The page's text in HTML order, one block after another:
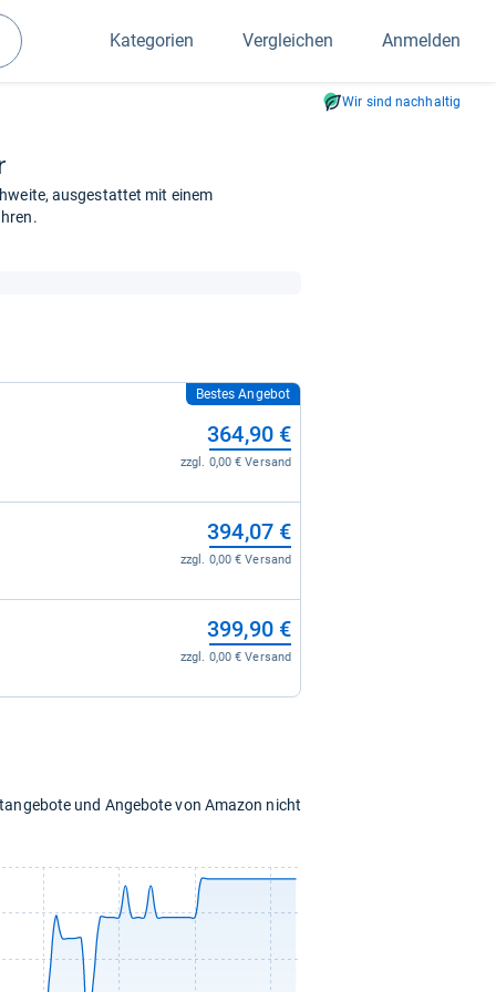
Kategorien Vergleichen Anmelden
Wir sind nachhaltig
ausgestattet mit einem
Bestes Angebot
364,90 €
zzgl. 0,00 € Versand
394,07 €
zzgl. 0,00 € Versand
399,90 €
zzgl. 0,00 € Versand
und Angebote von Amazon nicht